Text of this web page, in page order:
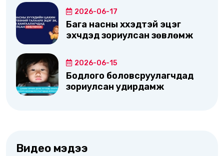
2026-06-17
Бага насны хүүхэдтэй эцэг
эхчүүдэд зориулсан зөвлөмж
2026-06-15
Бодлого боловсруулагчдад
зориулсан удирдамж
Видео мэдээ